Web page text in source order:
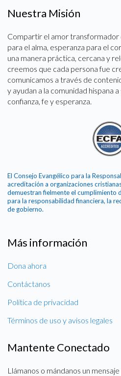
Nuestra Misión
Compartir el amor transformador
para el alma, esperanza para el
una manera práctica, cercana y
creemos que cada persona fue
comunicamos a través de
y ayudan a la comunidad hispana
confianza, fe y esperanza.
El Consejo Evangélico para la
acreditación a organizaciones
demuestran fielmente el cumplimiento
para la responsabilidad financiera, la
de gobierno.
Más información
Dona ahora
Contáctanos
Política de privacidad
Términos de uso y avisos legales
Mantente Conectado
Llámanos o mándanos un